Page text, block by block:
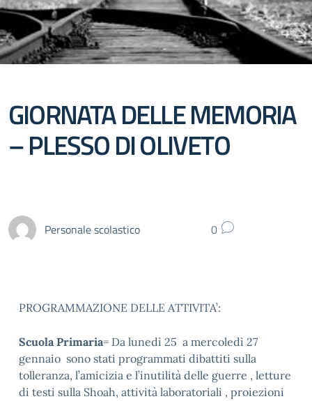
GIORNATA DELLE MEMORIA
– PLESSO DI OLIVETO
Personale scolastico 0
PROGRAMMAZIONE DELLE ATTIVITA’:
Scuola Primaria= Da lunedì 25 a mercoledì 27
gennaio sono stati programmati dibattiti sulla
tolleranza, l’amicizia e l’inutilità delle guerre , letture
di testi sulla Shoah, attività laboratoriali , proiezioni